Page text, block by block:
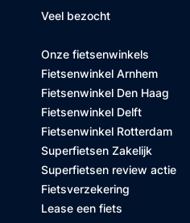
Veel bezocht
Onze fietsenwinkels
Fietsenwinkel Arnhem
Fietsenwinkel Den Haag
Fietsenwinkel Delft
Fietsenwinkel Rotterdam
Superfietsen Zakelijk
Superfietsen review actie
Fietsverzekering
Lease een fiets